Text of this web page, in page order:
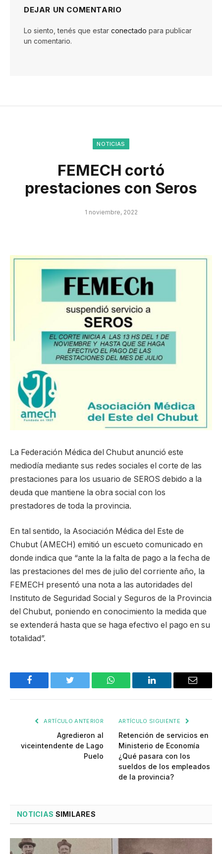
DEJAR UN COMENTARIO
Lo siento, tenés que estar conectado para publicar
un comentario.
NOTICIAS
FEMECH cortó
prestaciones con Seros
1 noviembre, 2022
La Federación Médica del Chubut anunció este
mediodía mediante sus redes sociales el corte de las
prestaciones para los usuario de SEROS debido a la
deuda que mantiene la obra social con los
prestadores de toda la provincia.
En tal sentido, la Asociación Médica del Este de
Chubut (AMECH) emitió un escueto comunicado en
donde indica que “ante la la falta de pago a la fecha de
las prestaciones del mes de julio del corriente año, la
FEMECH presentó una nota a las autoridades del
Instituto de Seguridad Social y Seguros de la Provincia
del Chubut, poniendo en conocimiento la medida que
se extenderá hasta que se haga efectivo el pago en su
totalidad”.
Facebook Twitter WhatsApp LinkedIn Email
ARTÍCULO ANTERIOR
Agredieron al
viceintendente de Lago
Puelo
ARTÍCULO SIGUIENTE
Retención de servicios en
Ministerio de Economía
¿Qué pasara con los
sueldos de los empleados
de la provincia?
NOTICIAS SIMILARES